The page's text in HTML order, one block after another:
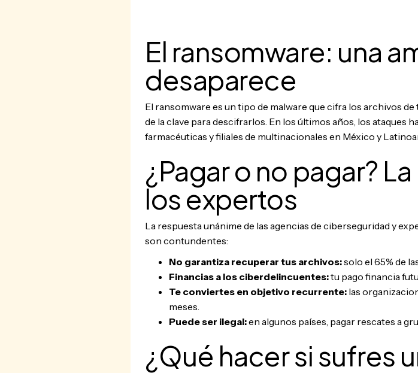
El ransomware: una
desaparece
El ransomware es un tipo de malware que cifra los archivos
de la clave para descifrarlos. En los últimos años, los ataques
farmacéuticas y filiales de multinacionales en México y
¿Pagar o no pagar?
los expertos
La respuesta unánime de las agencias de ciberseguridad y
son contundentes:
No garantiza recuperar tus archivos:solo el 65% de
Financias a los ciberdelincuentes:tu pago financia
Te conviertes en objetivo recurrente: las
meses.
Puede ser ilegal:en algunos países, pagar rescates a
¿Qué hacer si sufres